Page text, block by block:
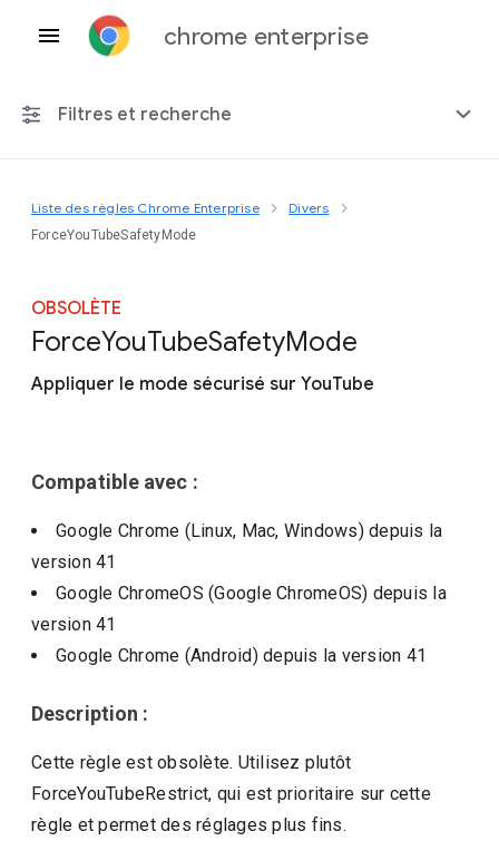
chrome enterprise
Filtres et recherche
Toute plate-forme
Inclure les règles obsolètes
Liste des règles Chrome Enterprise Divers
ForceYouTubeSafetyMode
OBSOLÈTE
ForceYouTubeSafetyMode
Appliquer le mode sécurisé sur YouTube
Compatible avec :
Google Chrome (Linux, Mac, Windows)depuis la
version41
Google ChromeOS (Google ChromeOS) depuis la
version41
Google Chrome (Android)depuis la version 41
Description :
Cette règle est obsolète. Utilisez plutôt
ForceYouTubeRestrict, qui est prioritaire sur cette
règle et permet des réglages plus fins.